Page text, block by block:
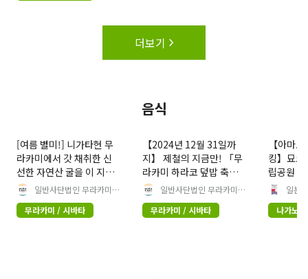
더보기
음식
[여름 별미!] 니가타현 무
라카미에서 갓 채취한 신
선한 자연산 굴을 이 지역
에서 즐겨보세요!
일반사단법인 무라카미시
관광협회
무라카미 / 시바타
【2024년 12월 31일까
지】 제철의 지금만! 「무
라카미 하라코 덮밥 축
제」에서 무라카미 명물
하라코 덮밥을 맛보자!
일반사단법인 무라카미시
관광협회
무라카미 / 시바타
【아마
킹】묘코
립공원
현, 니가
일본
나가노